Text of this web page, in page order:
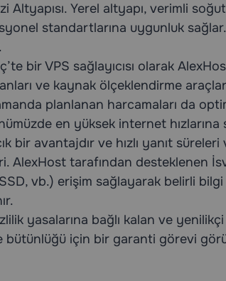
Altyapısı. Yerel altyapı, verimli
standartlarına uygunluk sağlar.
bir VPS sağlayıcısı olarak
ve kaynak ölçeklendirme
planlanan harcamaları da
en yüksek internet
bir avantajdır ve hızlı yanıt
AlexHost tarafından desteklenen
vb.) erişim sağlayarak belirli
yasalarına bağlı kalan ve
bütünlüğü için bir garanti görevi